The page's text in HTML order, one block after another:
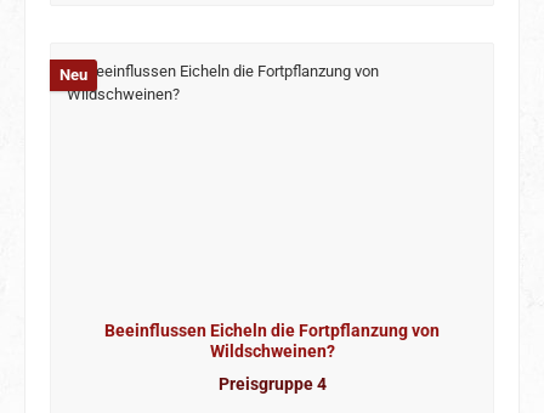
Neu
Beeinflussen Eicheln die Fortpflanzung von
Wildschweinen?
Preisgruppe 4